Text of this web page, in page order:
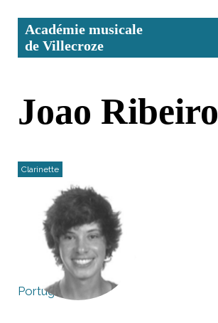
contenu.
Aller
à
personnels
Académie musicale
de Villecroze
Joao Ribeiro
Clarinette
Portugal